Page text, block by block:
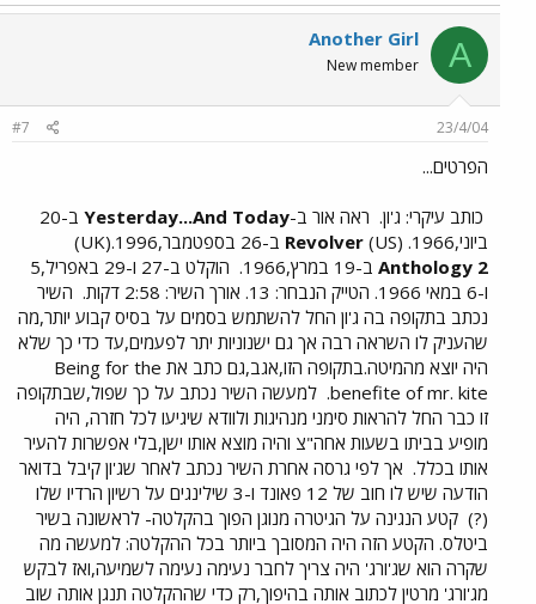
A
Another Girl
New member
23/4/04
#7
הפרטים...
כותב עיקרי: ג'ון. ראה אור ב-Yesterday...And Today
ב-20
ביוני,1966. (US)
Revolver ב-26 בספטמבר,1996.(UK)
Anthology 2 ב-19 במרץ,1966.
הוקלט ב-27 ו-29 באפריל,5
ו-6 במאי 1966. הטייק הנבחר: 13. אורך השיר: 2:58 דקות.
השיר
נכתב בתקופה בה ג'ון החל להשתמש בסמים על בסיס קבוע יותר,מה
שהעניק לו השראה רבה אך גם ישנוניות יתר לפעמים,עד כדי כך שלא
היה יוצא מהמיטה.בתקופה הזו,אגב,גם כתב את Being for the
benefite of mr. kite. למעשה השיר נכתב על כך שפול,שבתקופה
זו כבר החל להראות סימני מנהיגות ולוודא שיגיעו לכל חזרה, היה
מופיע בביתו בשעות אחה"צ והיה מוצא אותו ישן,בלי אפשרות להעיר
אותו בכלל. אך לפי גרסה אחרת השיר נכתב לאחר שג'ון קיבל בדואר
הודעה שיש לו חוב של 12 פאונד ו-3 שילינגים על רשיון הרדיו שלו
(?) קטע הנגינה על הגיטרה מנוגן הפוך בהקלטה- לראשונה בשיר
ביטלס. הקטע הזה היה המסובך ביותר בכל ההקלטה: למעשה מה
שקרה הוא שג'ורג' היה צריך לחבר נעימה נעימה לשמיעה,ואז לבקש
מג'ורג' מרטין לכתוב אותה בהיפוך,רק כדי שההקלטה תנגן אותה שוב